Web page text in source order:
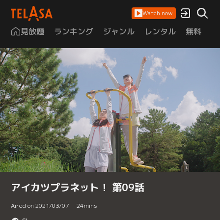
Watch now
見放題 ランキング ジャンル レンタル 無料
アイカツプラネット！ 第09話
Aired on 2021/03/07 24mins